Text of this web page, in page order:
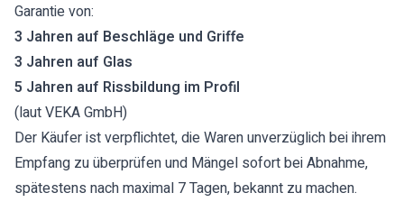
Garantie von:
3 Jahren auf Beschläge und Griffe
3 Jahren auf Glas
5 Jahren auf Rissbildung im Profil
(laut VEKA GmbH)
Der Käufer ist verpflichtet, die Waren unverzüglich bei ihrem
Empfang zu überprüfen und Mängel sofort bei Abnahme,
spätestens nach maximal 7 Tagen, bekannt zu machen.